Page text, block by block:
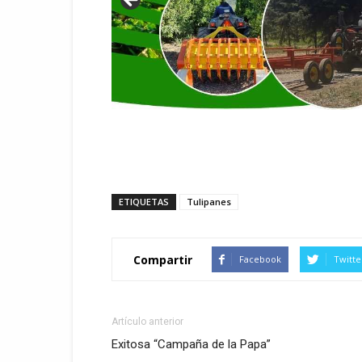
ETIQUETAS Tulipanes
Compartir Facebook
Artículo anterior
Exitosa “Campaña de la Papa”